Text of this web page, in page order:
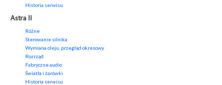
Historia serwisu
Astra II
Różne
Sterowanie silnika
Wymiana oleju, przegląd okresowy
Rozrząd
Fabryczne audio
Światła i żarówki
Historia serwisu